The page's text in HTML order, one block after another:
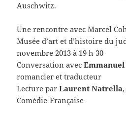
Auschwitz.
Une rencontre avec Marcel
Musée d’art et d’histoire du
novembre 2013 à 19 h 30
Conversation avecEmmanuel
romancier et traducteur
Lecture parLaurent Natrella
Comédie-Française